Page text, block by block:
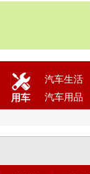
用车
汽车生活
汽车用品